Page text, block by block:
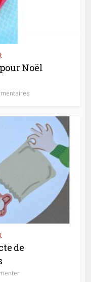
Noël
de